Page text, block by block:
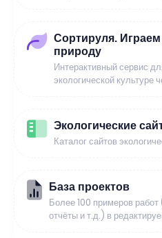
Сортируля.
природу
Интерактивный сервис
экологической культуре
Экологические
Каталог сайтов
База проектов
Более 100 примеров
отчёты и т.д.) в